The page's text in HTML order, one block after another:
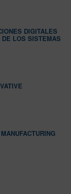
DIGITALES
LOS SISTEMAS